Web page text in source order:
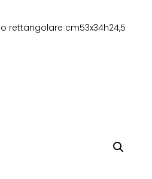
rettangolare cm53x34h24,5